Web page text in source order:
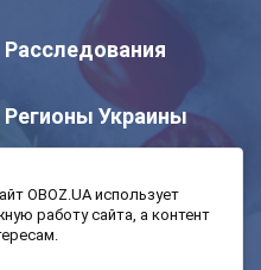
Расследования
Регионы Украины
Спорт
Авто
OBOZ.UA использует
работу сайта, а контент